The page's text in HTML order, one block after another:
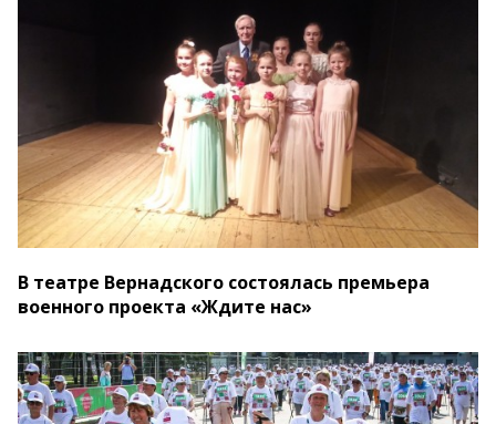
В театре Вернадского состоялась премьера
военного проекта «Ждите нас»